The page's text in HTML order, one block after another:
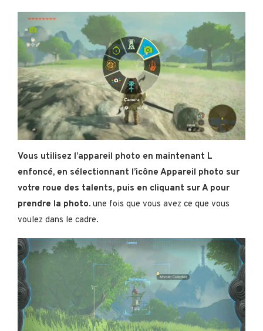
Vous utilisez l’appareil photo en maintenant L
enfoncé, en sélectionnant l’icône Appareil photo sur
votre roue des talents, puis en cliquant sur A pour
prendre la photo. une fois que vous avez ce que vous
voulez dans le cadre.